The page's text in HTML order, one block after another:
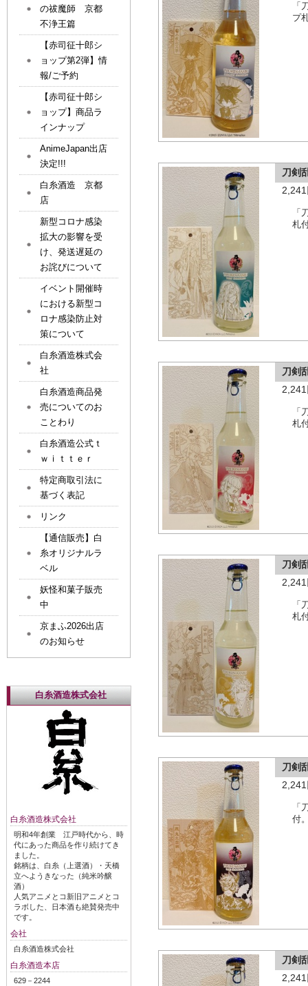
「
プ
刀剣
「
札
刀剣
「
札
刀剣
「
札
刀剣
「
付
刀剣
の祓魔師 京都
不浄王篇
【赤司征十郎シ
ョップ第2弾】情
報/ご予約
【赤司征十郎シ
ョップ】商品ラ
インナップ
AnimeJapan出店
決定!!!
白糸酒造 京都
店
新型コロナ感染
拡大の影響を受
け、発送遅延の
お詫びについて
イベント開催時
における新型コ
ロナ感染防止対
策について
白糸酒造株式会
社
白糸酒造商品発
売についてのお
ことわり
白糸酒造公式ｔ
ｗｉｔｔｅｒ
特定商取引法に
基づく表記
リンク
【通信販売】白
糸オリジナルラ
ベル
妖怪和菓子販売
中
京まふ2026出店
のお知らせ
白糸酒造株式会社
白糸酒造株式会社
明和4年創業 江戸時代から、時
代にあった商品を作り続けてき
ました。
銘柄は、白糸（上選酒）・天橋
立へようきなった（純米吟醸
酒）
人気アニメとコ新旧アニメとコ
ラボした、日本酒も絶賛発売中
です。
会社
白糸酒造株式会社
白糸酒造本店
629－2244